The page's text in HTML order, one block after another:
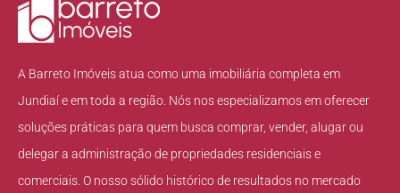
A Barreto Imóveis atua como uma imobiliária completa em
Jundiaí e em toda a região. Nós nos especializamos em oferecer
soluções práticas para quem busca comprar, vender, alugar ou
delegar a administração de propriedades residenciais e
comerciais. O nosso sólido histórico de resultados no mercado